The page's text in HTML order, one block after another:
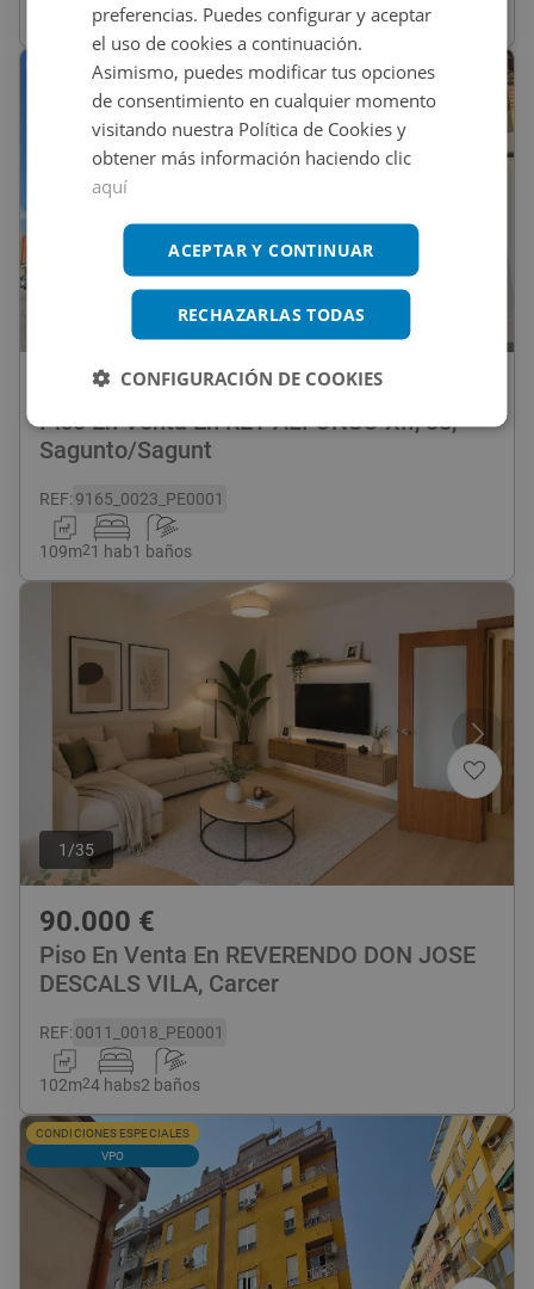
CONDICIONES ESPECIALES
150.000€
Piso En Venta En REY ALFONSO XII, 88,
Sagunto/Sagunt
REF:9165_0023_PE0001
109m21 hab1 baños
1 /35
90.000 €
Piso En Venta En REVERENDO DON JOSE
DESCALS VILA, Carcer
REF:0011_0018_PE0001
102m24 habs2 baños
CONDICIONES ESPECIALES
VPO
preferencias. Puedes configurar y aceptar
el uso de cookies a continuación.
Asimismo, puedes modificar tus opciones
de consentimiento en cualquier momento
visitando nuestra Política de Cookies y
obtener más información haciendo clic
aquí
ACEPTAR Y CONTINUAR
RECHAZARLAS TODAS
CONFIGURACIÓN DE COOKIES